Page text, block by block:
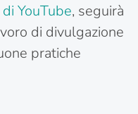
YouTube, seguirà
di divulgazione
pratiche